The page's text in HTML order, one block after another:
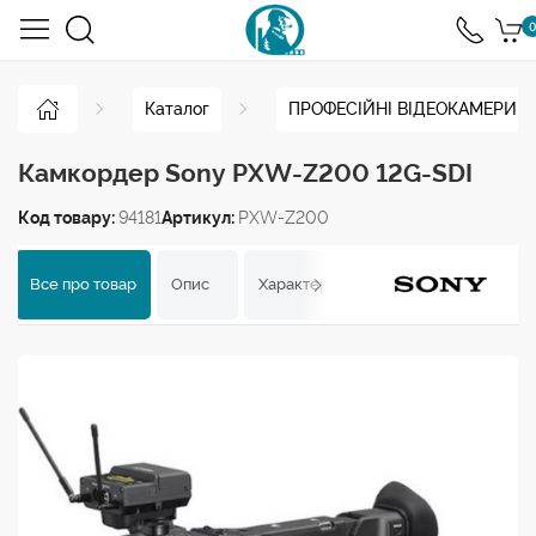
0
Каталог ПРОФЕСІЙНІ ВІДЕОКАМЕРИ
Камкордер Sony PXW-Z200 12G-SDI
Код товару:94181Артикул: PXW-Z200
Все про товар Опис Характеристики Відгуки